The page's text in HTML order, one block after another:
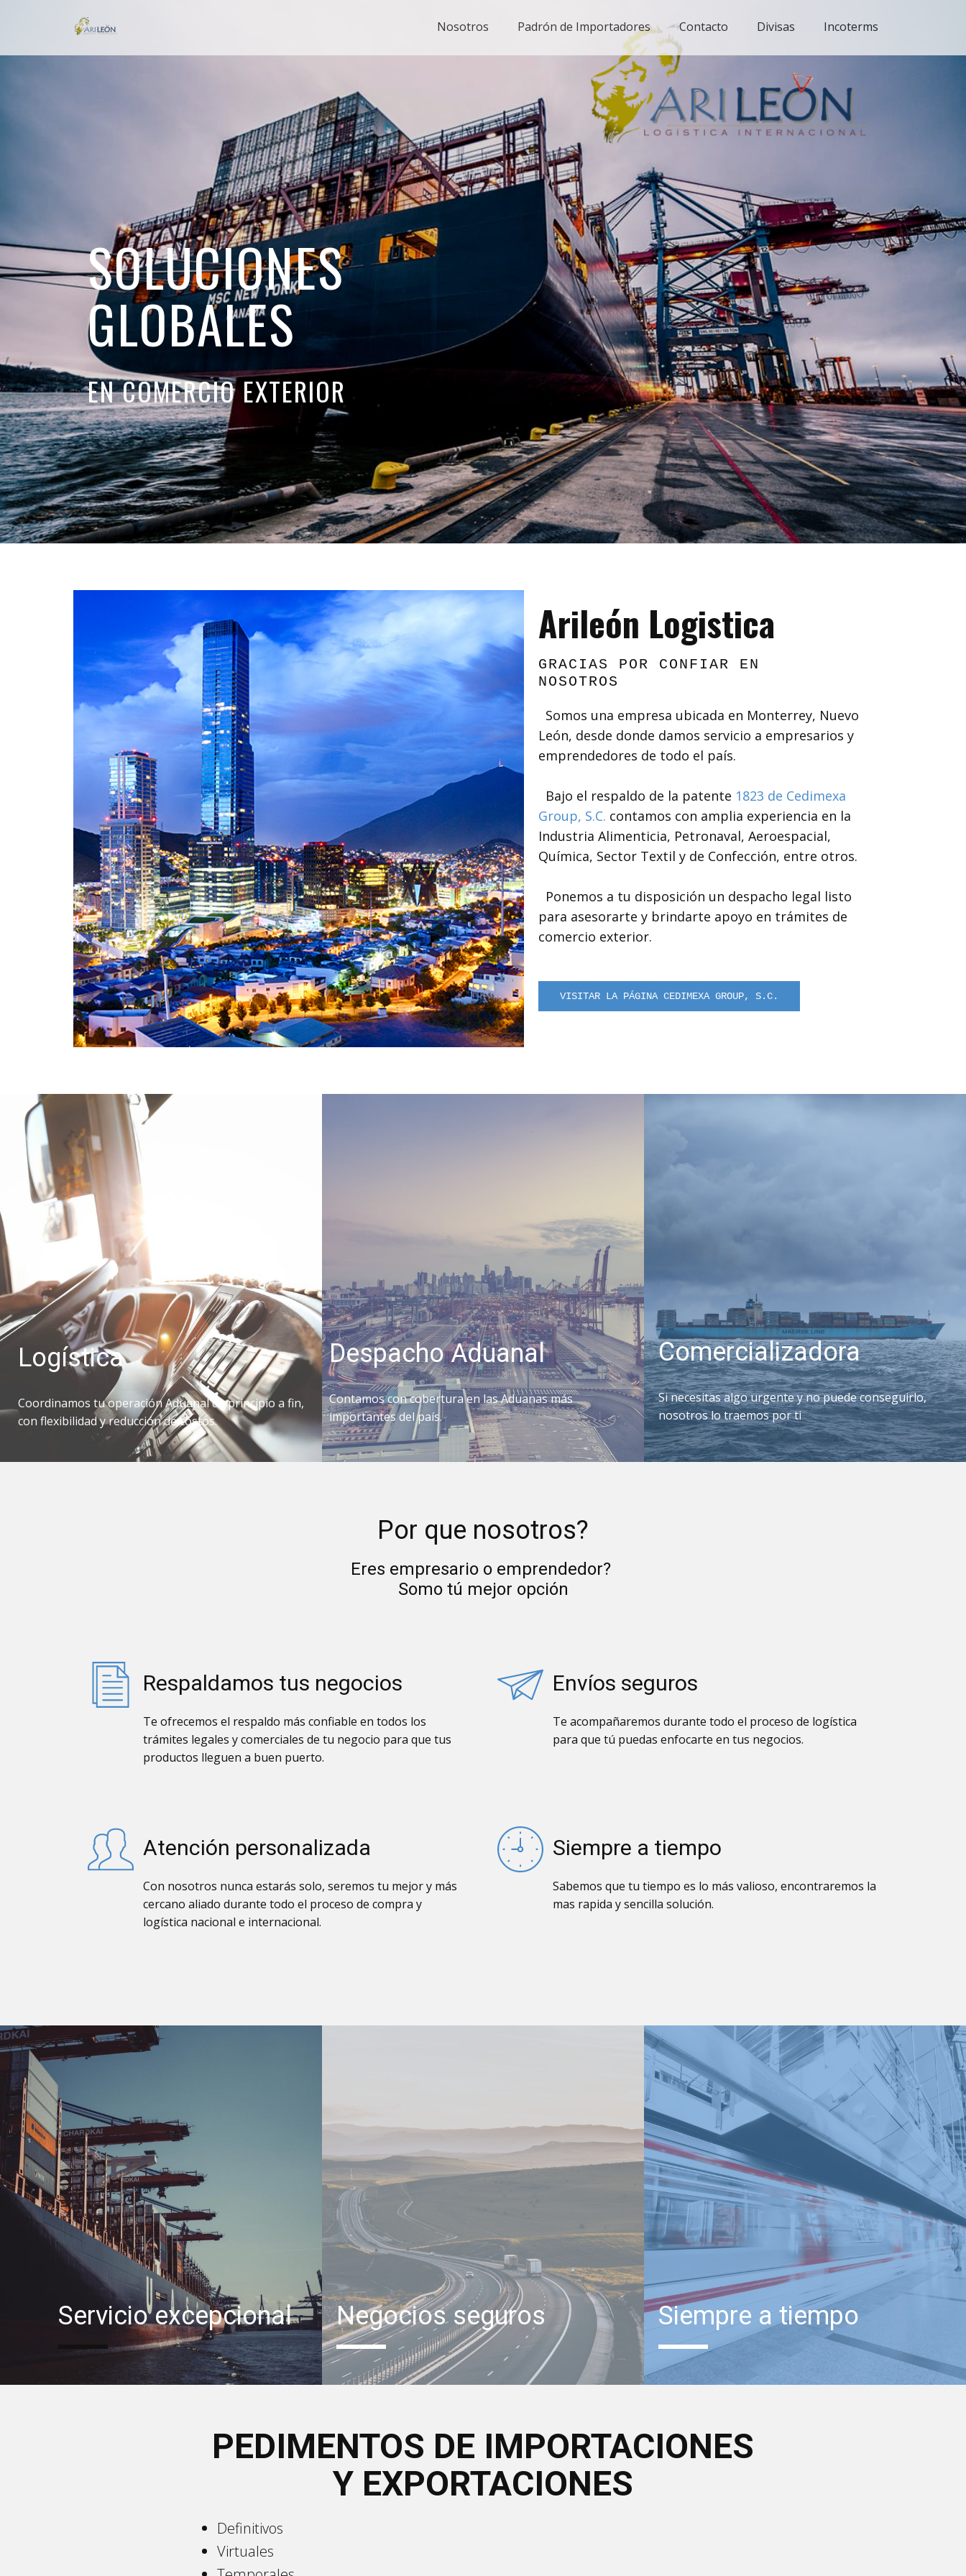
Nosotros Padrón de Importadores Contacto Divisas Incoterms
SOLUCIONES
GLOBALES
EN COMERCIO EXTERIOR
Arileón Logistica
GRACIAS POR CONFIAR EN
NOSOTROS
Somos una empresa ubicada en Monterrey, Nuevo
León, desde donde damos servicio a empresarios y
emprendedores de todo el país.
Bajo el respaldo de la patente 1823 de Cedimexa
Group, S.C. contamos con amplia experiencia en la
Industria Alimenticia, Petronaval, Aeroespacial,
Química, Sector Textil y de Confección, entre otros.
Ponemos a tu disposición un despacho legal listo
para asesorarte y brindarte apoyo en trámites de
comercio exterior.
VISITAR LA PÁGINA CEDIMEXA GROUP, S.C.
Logística
Coordinamos tu operación Aduanal de principio a fin,
con flexibilidad y reducción de costos.
Despacho Aduanal
Contamos con cobertura en las Aduanas más
importantes del país.
Comercializadora
Si necesitas algo urgente y no puede conseguirlo,
nosotros lo traemos por ti
Por que nosotros?
Eres empresario o emprendedor?
Somo tú mejor opción
Respaldamos tus negocios
Te ofrecemos el respaldo más confiable en todos los
trámites legales y comerciales de tu negocio para que tus
productos lleguen a buen puerto.
Envíos seguros
Te acompañaremos durante todo el proceso de logística
para que tú puedas enfocarte en tus negocios.
Atención personalizada
Con nosotros nunca estarás solo, seremos tu mejor y más
cercano aliado durante todo el proceso de compra y
logística nacional e internacional.
Siempre a tiempo
Sabemos que tu tiempo es lo más valioso, encontraremos la
mas rapida y sencilla solución.
Servicio excepcional Negocios seguros Siempre a tiempo
PEDIMENTOS DE IMPORTACIONES
Y EXPORTACIONES
Definitivos
Virtuales